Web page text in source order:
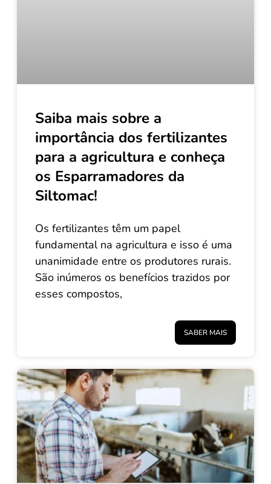
Saiba mais sobre a
importância dos fertilizantes
para a agricultura e conheça
os Esparramadores da
Siltomac!
Os fertilizantes têm um papel
fundamental na agricultura e isso é uma
unanimidade entre os produtores rurais.
São inúmeros os benefícios trazidos por
esses compostos,
SABER MAIS